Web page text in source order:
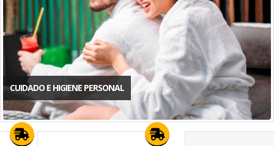
CUIDADO E HIGIENE PERSONAL